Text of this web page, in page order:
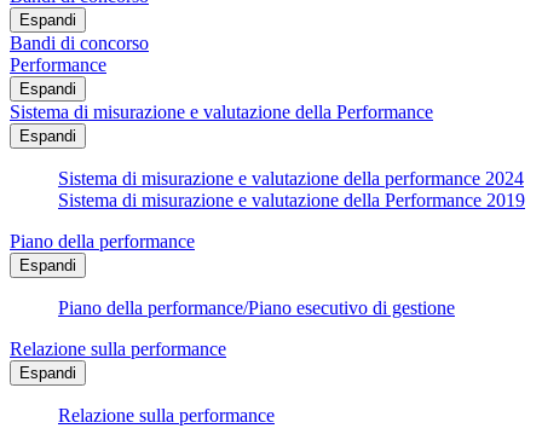
Espandi
Bandi di concorso
Performance
Espandi
Sistema di misurazione e valutazione della Performance
Espandi
Sistema di misurazione e valutazione della performance 2024
Sistema di misurazione e valutazione della Performance 2019
Piano della performance
Espandi
Piano della performance/Piano esecutivo di gestione
Relazione sulla performance
Espandi
Relazione sulla performance